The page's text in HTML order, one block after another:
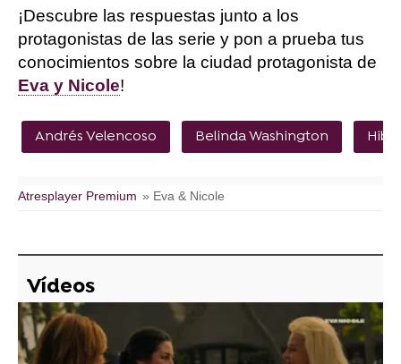
¡Descubre las respuestas junto a los
protagonistas de las serie y pon a prueba tus
conocimientos sobre la ciudad protagonista de
Eva y Nicole!
Andrés Velencoso Belinda Washington
Atresplayer Premium » Eva & Nicole
Vídeos